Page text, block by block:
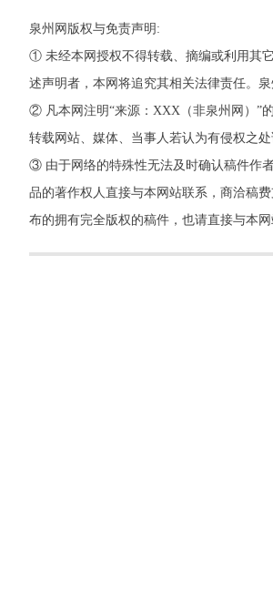
泉州网版权与免责声明:
① 未经本网授权不得转载、摘编或利用其
述声明者，本网将追究其相关法律责任。
② 凡本网注明“来源：XXX（非泉州网）”
转载网站、媒体、当事人若认为有侵权之
③ 由于网络的特殊性无法及时确认稿件作
品的著作权人直接与本网站联系，商洽稿
布的拥有完全版权的稿件，也请直接与本网